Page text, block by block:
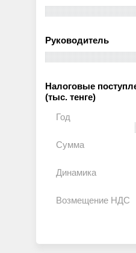
Руководитель
Налоговые
(тыс. тенге)